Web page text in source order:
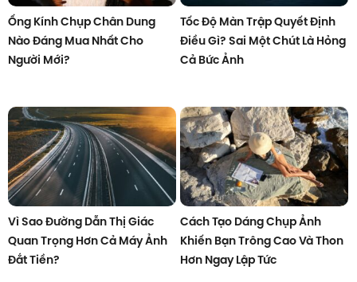
Ống Kính Chụp Chân Dung
Nào Đáng Mua Nhất Cho
Người Mới?
Tốc Độ Màn Trập Quyết Định
Điều Gì? Sai Một Chút Là Hỏng
Cả Bức Ảnh
Vì Sao Đường Dẫn Thị Giác
Quan Trọng Hơn Cả Máy Ảnh
Đắt Tiền?
Cách Tạo Dáng Chụp Ảnh
Khiến Bạn Trông Cao Và Thon
Hơn Ngay Lập Tức